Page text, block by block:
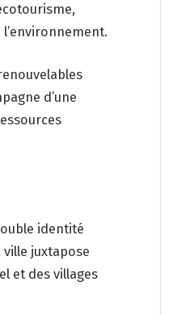
d’une
identité
juxtapose
et des villages